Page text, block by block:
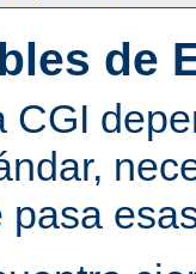
de
CGI
pasa